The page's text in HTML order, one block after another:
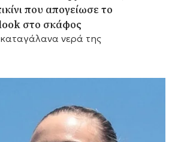
που απογείωσε το
στο σκάφος
νερά της